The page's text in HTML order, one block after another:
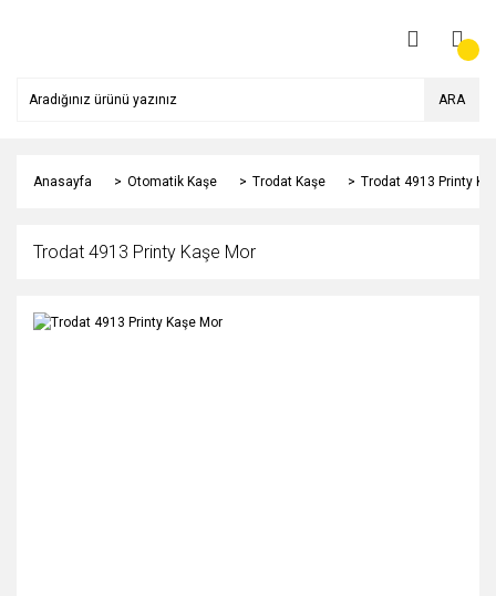
ARA
Anasayfa Otomatik Kaşe Trodat Kaşe Trodat 4913 Printy
Trodat 4913 Printy Kaşe Mor